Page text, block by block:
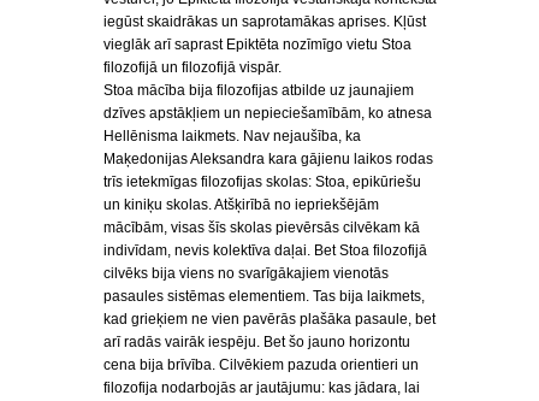
iegūst skaidrākas un saprotamākas aprises. Kļūst
vieglāk arī saprast Epiktēta nozīmīgo vietu Stoa
filozofijā un filozofijā vispār.
Stoa mācība bija filozofijas atbilde uz jaunajiem
dzīves apstākļiem un nepieciešamībām, ko atnesa
Hellēnisma laikmets. Nav nejaušība, ka
Maķedonijas Aleksandra kara gājienu laikos rodas
trīs ietekmīgas filozofijas skolas: Stoa, epikūriešu
un kiniķu skolas. Atšķirībā no iepriekšējām
mācībām, visas šīs skolas pievērsās cilvēkam kā
indivīdam, nevis kolektīva daļai. Bet Stoa filozofijā
cilvēks bija viens no svarīgākajiem vienotās
pasaules sistēmas elementiem. Tas bija laikmets,
kad grieķiem ne vien pavērās plašāka pasaule, bet
arī radās vairāk iespēju. Bet šo jauno horizontu
cena bija brīvība. Cilvēkiem pazuda orientieri un
filozofija nodarbojās ar jautājumu: kas jādara, lai